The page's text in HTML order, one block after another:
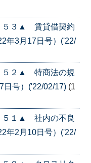
５３▲ 賃貸借契約
年3月17日号）('22/
５２▲ 特商法の規
日号）('22/02/17) (1
５１▲ 社内の不良
年2月10日号）('22/